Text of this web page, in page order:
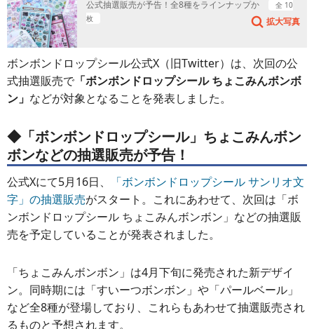
公式抽選販売が予告！全8種をラインナップか
全 10
枚
拡大写真
ボンボンドロップシール公式X（旧Twitter）は、次回の公
式抽選販売で 「ボンボンドロップシール ちょこみんボンボ
ン」 などが対象となることを発表しました。
◆「ボンボンドロップシール」ちょこみんボン
ボンなどの抽選販売が予告！
公式Xにて5月16日、
「ボンボンドロップシール サンリオ文
字」の抽選販売がスタート。これにあわせて、次回は「ボ
ンボンドロップシール ちょこみんボンボン」などの抽選販
売を予定していることが発表されました。
「ちょこみんボンボン」は4月下旬に発売された新デザイ
ン。同時期には「すいーつボンボン」や「パールベール」
など全8種が登場しており、これらもあわせて抽選販売され
るものと予想されます。